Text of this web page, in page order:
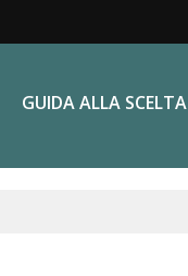
GUIDA ALLA SCELTA